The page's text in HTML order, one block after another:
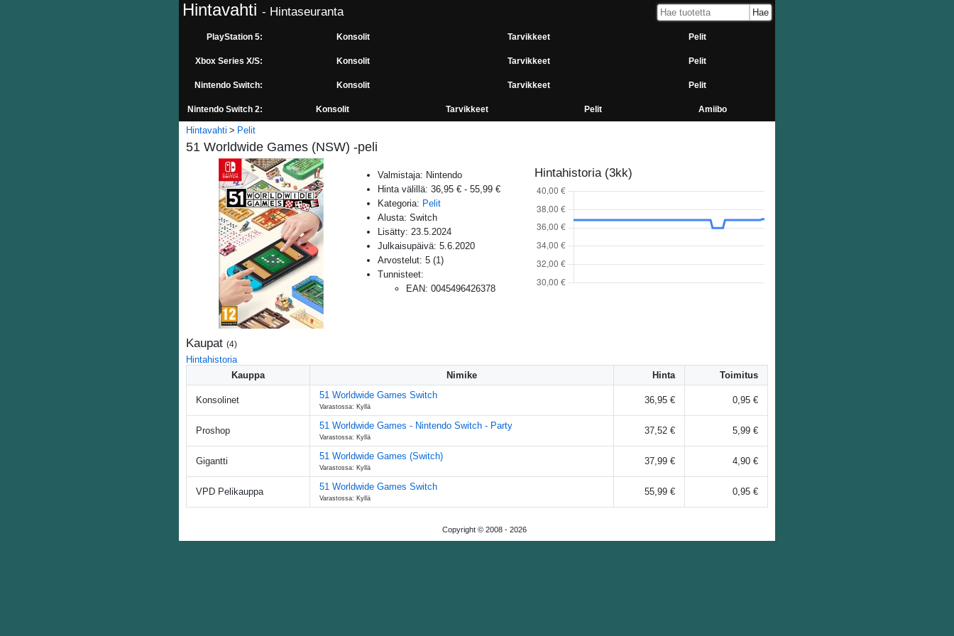
Hintavahti - Hintaseuranta
PlayStation 5: Konsolit Tarvikkeet Pelit
Xbox Series X/S: Konsolit Tarvikkeet Pelit
Nintendo Switch: Konsolit Tarvikkeet Pelit
Nintendo Switch 2: Konsolit Tarvikkeet Pelit Amiibo
Hintavahti Pelit
51 Worldwide Games (NSW) -peli
Valmistaja: Nintendo
Hinta välillä: 36,95 € - 55,99 €
Kategoria: Pelit
Alusta: Switch
Lisätty: 23.5.2024
Julkaisupäivä: 5.6.2020
Arvostelut: 5 (1 )
Tunnisteet:
EAN: 0045496426378
Hintahistoria (3kk)
Kaupat (4)
Hintahistoria
Kauppa
Nimike Hinta Toimitus
Konsolinet 51 Worldwide Games Switch
Varastossa: Kyllä
36,95 € 0,95 €
Proshop 51 Worldwide Games - Nintendo Switch - Party
Varastossa: Kyllä
37,52 € 5,99 €
Gigantti 51 Worldwide Games (Switch)
Varastossa: Kyllä
37,99 € 4,90 €
VPD Pelikauppa 51 Worldwide Games Switch
Varastossa: Kyllä
55,99 € 0,95 €
Copyright © 2008 - 2026